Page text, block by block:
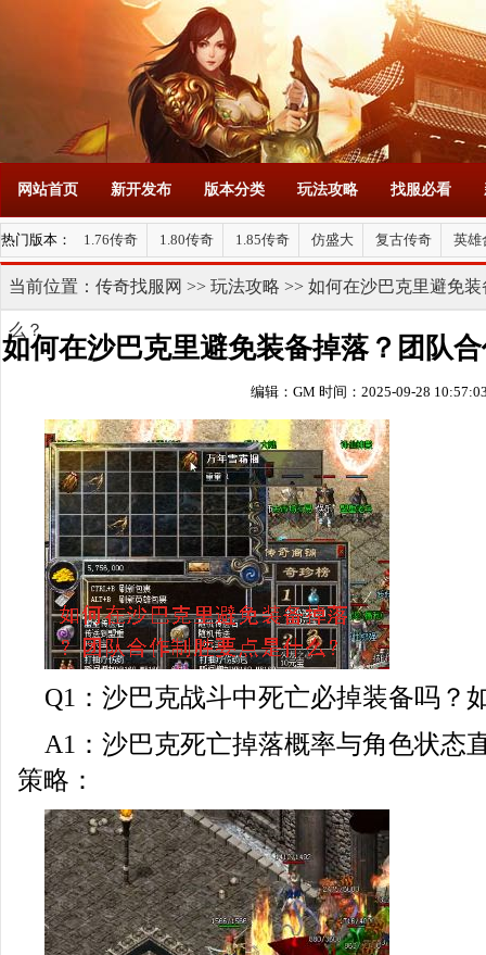
网站首页 新开发布 版本分类 玩法攻略 找服必看
热门版本： 1.76传奇 1.80传奇 1.85传奇 仿盛大 复古传奇 英雄
当前位置： 传奇找服网 >> 玩法攻略 >> 如何在沙巴克里避免
么？
如何在沙巴克里避免装备掉落？团队
编辑：GM 时间：2025-09-28
Q1：沙巴克战斗中死亡必掉装备吗？
A1：沙巴克死亡掉落概率与角色状态
策略：